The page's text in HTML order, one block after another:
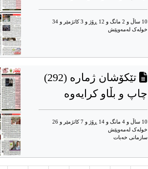
10 ساڵ و 2 مانگ و 12 ڕۆژ و 3 کاتژمێر و 34
خوله‌ک له‌مه‌وپێش‌
تێکۆشان ژمارە (292)
چاپ و بڵاو کرایەوە
10 ساڵ و 4 مانگ و 14 ڕۆژ و 7 کاتژمێر و 26
خوله‌ک له‌مه‌وپێش‌
سازمانی خەبات